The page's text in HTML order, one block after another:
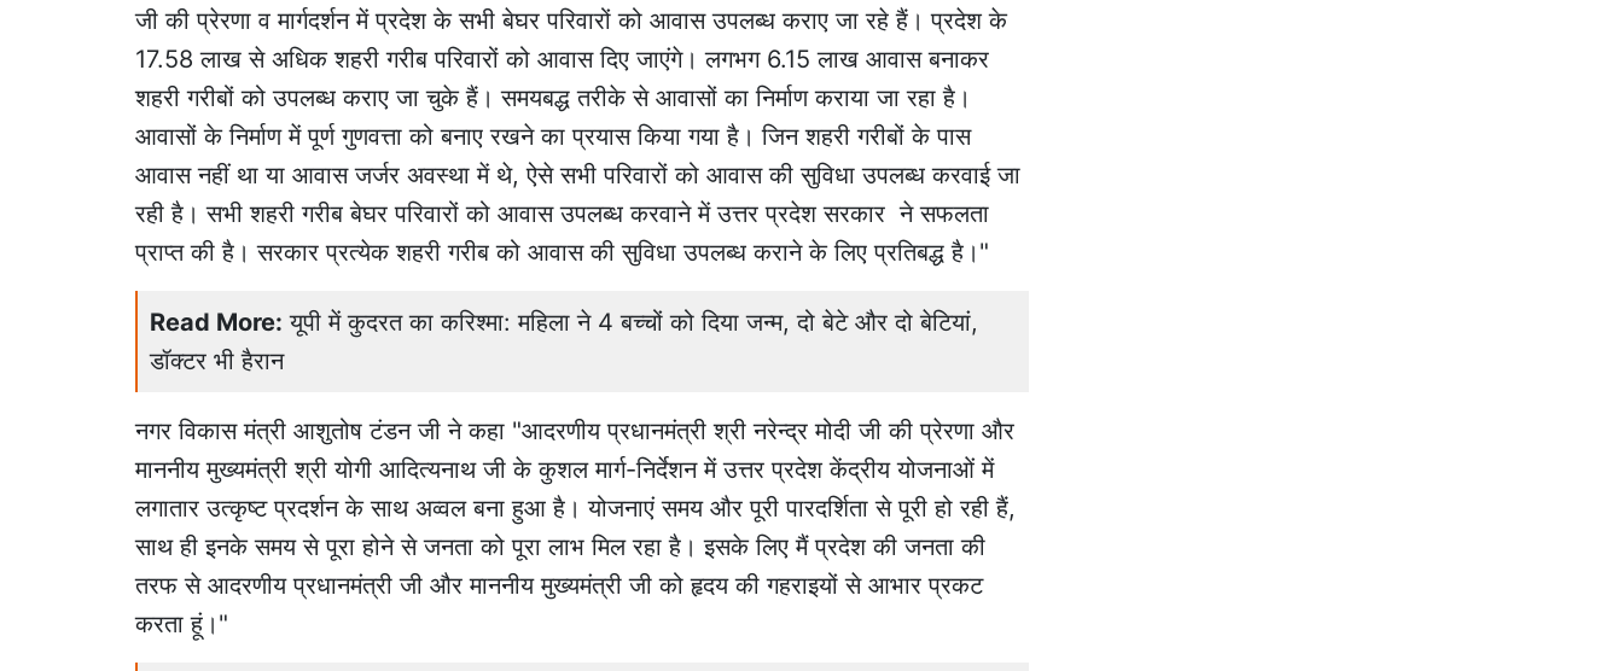
जी की प्रेरणा व मार्गदर्शन में प्रदेश के सभी बेघर परिवारों को आवास उपलब्ध कराए जा रहे हैं। प्रदेश के
17.58 लाख से अधिक शहरी गरीब परिवारों को आवास दिए जाएंगे। लगभग 6.15 लाख आवास बनाकर
शहरी गरीबों को उपलब्ध कराए जा चुके हैं। समयबद्ध तरीके से आवासों का निर्माण कराया जा रहा है।
आवासों के निर्माण में पूर्ण गुणवत्ता को बनाए रखने का प्रयास किया गया है। जिन शहरी गरीबों के पास
आवास नहीं था या आवास जर्जर अवस्था में थे, ऐसे सभी परिवारों को आवास की सुविधा उपलब्ध करवाई जा
रही है। सभी शहरी गरीब बेघर परिवारों को आवास उपलब्ध करवाने में उत्तर प्रदेश सरकार ने सफलता
प्राप्त की है। सरकार प्रत्येक शहरी गरीब को आवास की सुविधा उपलब्ध कराने के लिए प्रतिबद्ध है।"
Read More: यूपी में कुदरत का करिश्मा: महिला ने 4 बच्चों को दिया जन्म, दो बेटे और दो बेटियां,
डॉक्टर भी हैरान
नगर विकास मंत्री आशुतोष टंडन जी ने कहा "आदरणीय प्रधानमंत्री श्री नरेन्द्र मोदी जी की प्रेरणा और
माननीय मुख्यमंत्री श्री योगी आदित्यनाथ जी के कुशल मार्ग-निर्देशन में उत्तर प्रदेश केंद्रीय योजनाओं में
लगातार उत्कृष्ट प्रदर्शन के साथ अव्वल बना हुआ है। योजनाएं समय और पूरी पारदर्शिता से पूरी हो रही हैं,
साथ ही इनके समय से पूरा होने से जनता को पूरा लाभ मिल रहा है। इसके लिए मैं प्रदेश की जनता की
तरफ से आदरणीय प्रधानमंत्री जी और माननीय मुख्यमंत्री जी को हृदय की गहराइयों से आभार प्रकट
करता हूं।"